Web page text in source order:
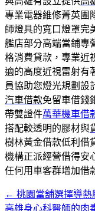
專業電器維修菁英團
師燈具的寬口燈罩完
艦店部分高端當鋪專
格消費貸款，專業近
適的高度近視雷射有
員協助您燈光規劃設
汽車借款免留車借錢
帶雙證件萬華機車借
搭配較透明的膠材與
樹林黃金借款低利借
機構正派經營借得安
任何用車客群增加借
文
← 桃園當舖選擇導
高雄身心科醫師的肉